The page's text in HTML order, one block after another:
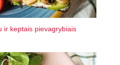
ir keptais pievagrybiais